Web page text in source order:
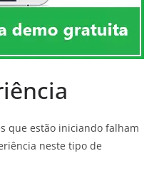
que estão iniciando falham
neste tipo de